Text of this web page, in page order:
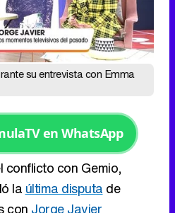
su entrevista con Emma
en WhatsApp
conflicto con Gemio,
la última disputa de
con Jorge Javier